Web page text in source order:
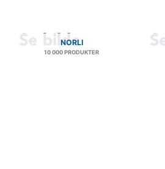
NORLI
10 000 PRODUKTER